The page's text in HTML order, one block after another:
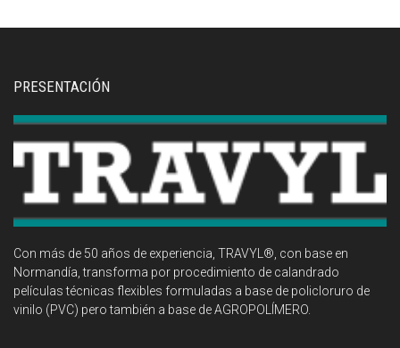
PRESENTACIÓN
Con más de 50 años de experiencia, TRAVYL®, con base en
Normandía, transforma por procedimiento de calandrado
películas técnicas flexibles formuladas a base de policloruro de
vinilo (PVC) pero también a base de AGROPOLÍMERO.